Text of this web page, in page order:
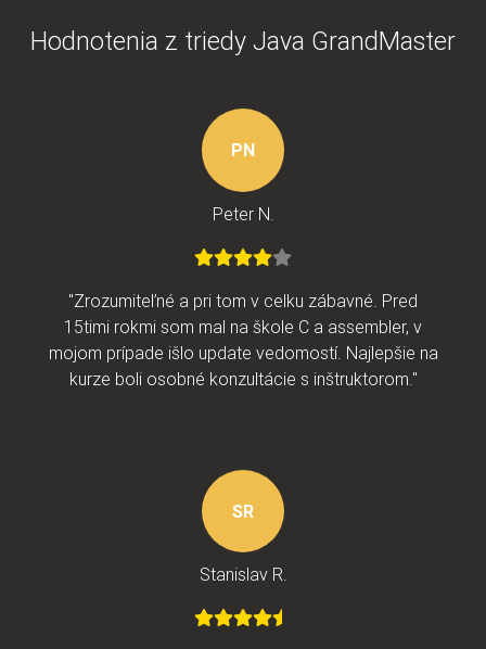
Hodnotenia z triedy Java GrandMaster
PN
Peter N.
"Zrozumiteľné a pri tom v celku zábavné. Pred
15timi rokmi som mal na škole C a assembler, v
mojom prípade išlo update vedomostí. Najlepšie na
kurze boli osobné konzultácie s inštruktorom."
SR
Stanislav R.